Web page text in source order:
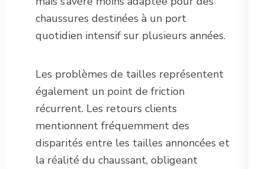
chaussures destinées à un port
quotidien intensif sur plusieurs années.
Les problèmes de tailles représentent
également un point de friction
récurrent. Les retours clients
mentionnent fréquemment des
disparités entre les tailles annoncées et
la réalité du chaussant, obligeant